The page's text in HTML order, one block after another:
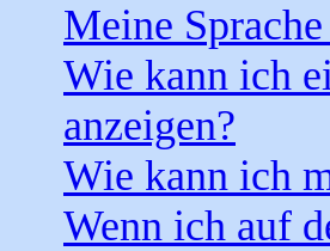
Meine
Wie kann ich
anzeigen?
Wie kann ich
Wenn ich auf